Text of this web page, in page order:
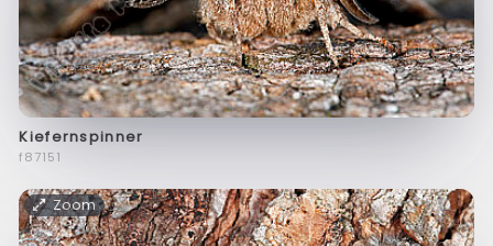
Kiefernspinner
f87151
Zoom